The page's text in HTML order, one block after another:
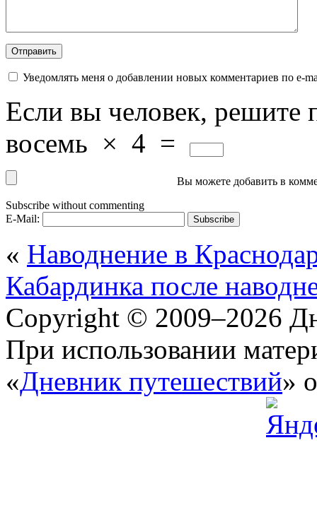
Уведомлять меня о добавлении новых комментариев по e-
Если вы человек, решите
восемь × 4 =
Вы можете добавить в
Subscribe without commenting
E-Mail:
« Наводнение в
Кабардинка после
Copyright © 2009–2026
При использовании
«Дневник путешествий»